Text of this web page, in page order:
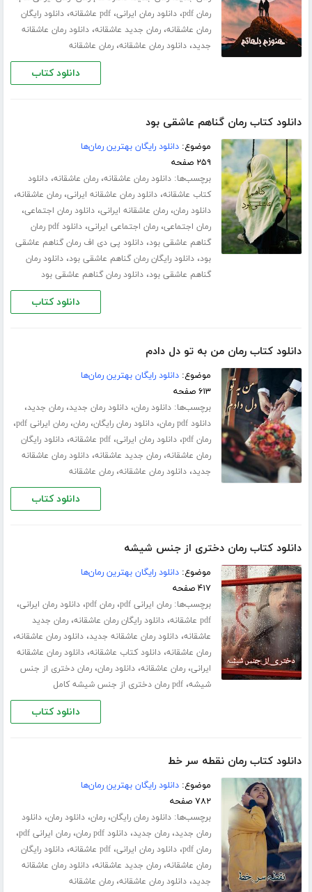
رمان pdf ،دانلود رمان ایرانی،pdf عاشقانه ،دانلود رایگان
رمان عاشقانه،رمان جدید عاشقانه،دانلود رمان عاشقانه
جدید،دانلود رمان عاشقانه،رمان عاشقانه
دانلود کتاب
دانلود کتاب رمان گناهم عاشقی بود
موضوع:دانلود رایگان بهترین رمان‌ها
۲۵۹ صفحه
برچسب‌ها:دانلود رمان عاشقانه،رمان عاشقانه،دانلود
کتاب عاشقانه،دانلود رمان عاشقانه ایرانی،رمان عاشقانه،
دانلود رمان،رمان عاشقانه ایرانی،دانلود رمان اجتماعی،
رمان اجتماعی،رمان اجتماعی ایرانی،
دانلود pdf رمان
گناهم عاشقی بود،دانلود پی دی اف رمان گناهم عاشقی
بود،دانلود رایگان رمان گناهم عاشقی بود،دانلود رمان
گناهم عاشقی بود،دانلود رمان گناهم عاشقی بود
دانلود کتاب
دانلود کتاب رمان من به تو دل دادم
موضوع:دانلود رایگان بهترین رمان‌ها
۶۱۳ صفحه
برچسب‌ها:دانلود رمان،دانلود رمان جدید،رمان جدید،
دانلود pdf رمان ،دانلود رمان رایگان،رمان،رمان ایرانی pdf ،
رمان pdf ،دانلود رمان ایرانی،pdf عاشقانه ،دانلود رایگان
رمان عاشقانه،رمان جدید عاشقانه،دانلود رمان عاشقانه
جدید،دانلود رمان عاشقانه،رمان عاشقانه
دانلود کتاب
دانلود کتاب رمان دختری از جنس شیشه
موضوع:دانلود رایگان بهترین رمان‌ها
۴۱۷ صفحه
برچسب‌ها:رمان ایرانی pdf ،رمان pdf ،دانلود رمان ایرانی،
pdf عاشقانه ،دانلود رایگان رمان عاشقانه،رمان جدید
عاشقانه،دانلود رمان عاشقانه جدید،دانلود رمان عاشقانه،
رمان عاشقانه،دانلود کتاب عاشقانه،دانلود رمان عاشقانه
ایرانی،رمان عاشقانه،دانلود رمان،رمان دختری از جنس
شیشه،pdf رمان دختری از جنس شیشه کامل
دانلود کتاب
دانلود کتاب رمان نقطه سر خط
موضوع:دانلود رایگان بهترین رمان‌ها
۷۸۲ صفحه
برچسب‌ها:دانلود رمان رایگان،رمان،دانلود رمان،دانلود
رمان جدید،رمان جدید،دانلود pdf رمان ،رمان ایرانی pdf ،
رمان pdf ،دانلود رمان ایرانی،pdf عاشقانه ،دانلود رایگان
رمان عاشقانه،رمان جدید عاشقانه،دانلود رمان عاشقانه
جدید،دانلود رمان عاشقانه،رمان عاشقانه